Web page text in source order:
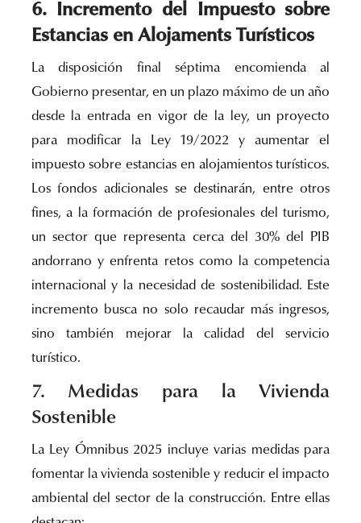
6. Incremento del Impuesto sobre
Estancias en Alojaments Turísticos
La disposición final séptima encomienda al
Gobierno presentar, en un plazo máximo de un año
desde la entrada en vigor de la ley, un proyecto
para modificar la Ley 19/2022 y aumentar el
impuesto sobre estancias en alojamientos turísticos.
Los fondos adicionales se destinarán, entre otros
fines, a la formación de profesionales del turismo,
un sector que representa cerca del 30% del PIB
andorrano y enfrenta retos como la competencia
internacional y la necesidad de sostenibilidad. Este
incremento busca no solo recaudar más ingresos,
sino también mejorar la calidad del servicio
turístico.
7. Medidas para la Vivienda
Sostenible
La Ley Ómnibus 2025 incluye varias medidas para
fomentar la vivienda sostenible y reducir el impacto
ambiental del sector de la construcción. Entre ellas